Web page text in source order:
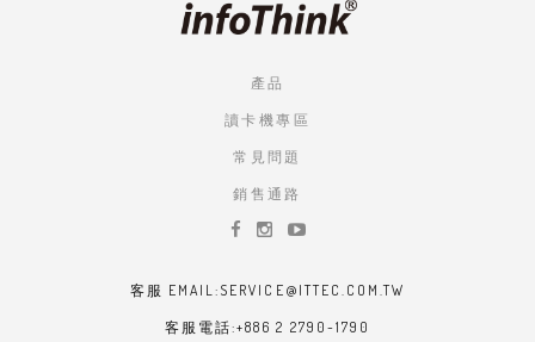
產品
讀卡機專區
常見問題
銷售通路
客服 EMAIL:SERVICE@ITTEC.COM.TW
客服電話:+886 2 2790-1790